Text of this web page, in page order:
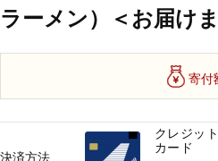
ラーメン）＜お届け
寄付
決済方法
クレジット
カード